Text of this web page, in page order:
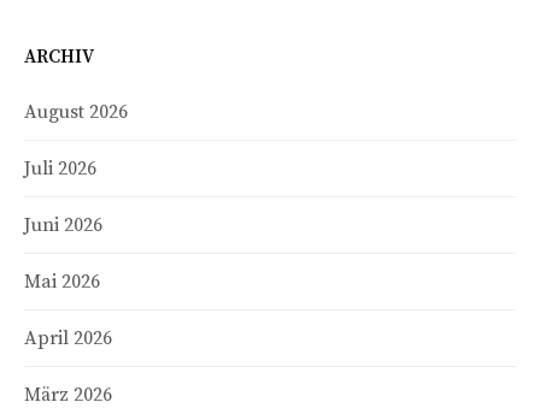
ARCHIV
August 2026
Juli 2026
Juni 2026
Mai 2026
April 2026
März 2026